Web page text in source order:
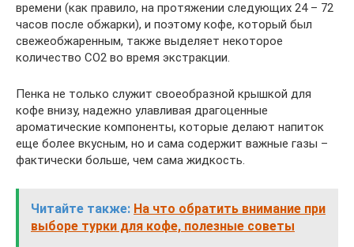
времени (как правило, на протяжении следующих 24 – 72
часов после обжарки), и поэтому кофе, который был
свежеобжаренным, также выделяет некоторое
количество СО2 во время экстракции.
Пенка не только служит своеобразной крышкой для
кофе внизу, надежно улавливая драгоценные
ароматические компоненты, которые делают напиток
еще более вкусным, но и сама содержит важные газы –
фактически больше, чем сама жидкость.
Читайте также: На что обратить внимание при
выборе турки для кофе, полезные советы